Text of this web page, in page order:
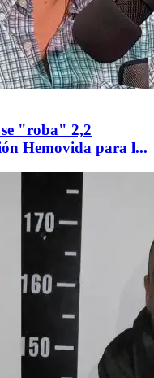
se "roba" 2,2
Hemovida para l...